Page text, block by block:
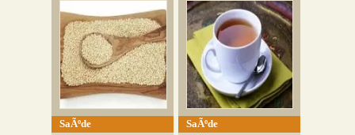
SaÃºde
SaÃºde